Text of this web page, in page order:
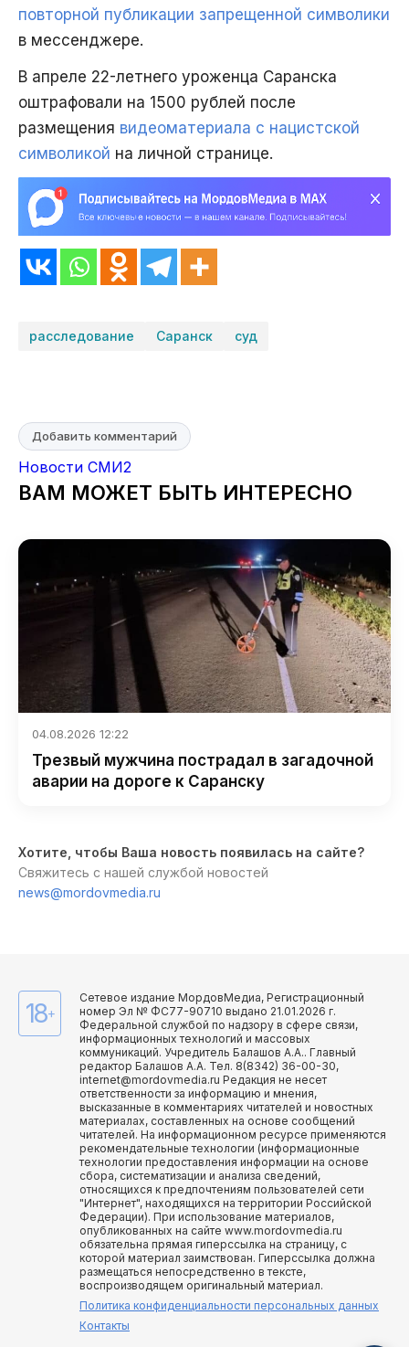
повторной публикации запрещенной символики
в мессенджере.
В апреле 22-летнего уроженца Саранска
оштрафовали на 1500 рублей после
размещения видеоматериала с нацистской
символикой на личной странице.
расследование Саранск суд
Добавить комментарий
Новости СМИ2
ВАМ МОЖЕТ БЫТЬ ИНТЕРЕСНО
04.08.2026 12:22
Трезвый мужчина пострадал в загадочной
аварии на дороге к Саранску
Хотите, чтобы Ваша новость появилась на сайте?
Свяжитесь с нашей службой новостей
news@mordovmedia.ru
18+
Сетевое издание МордовМедиа, Регистрационный
номер Эл № ФС77-90710 выдано 21.01.2026 г.
Федеральной службой по надзору в сфере связи,
информационных технологий и массовых
коммуникаций. Учредитель Балашов А.А.. Главный
редактор Балашов А.А. Тел. 8(8342) 36-00-30,
internet@mordovmedia.ru Редакция не несет
ответственности за информацию и мнения,
высказанные в комментариях читателей и новостных
материалах, составленных на основе сообщений
читателей. На информационном ресурсе применяются
рекомендательные технологии (информационные
технологии предоставления информации на основе
сбора, систематизации и анализа сведений,
относящихся к предпочтениям пользователей сети
"Интернет", находящихся на территории Российской
Федерации). При использование материалов,
опубликованных на сайте www.mordovmedia.ru
обязательна прямая гиперссылка на страницу, с
которой материал заимствован. Гиперссылка должна
размещаться непосредственно в тексте,
воспроизводящем оригинальный материал.
Политика конфиденциальности персональных данных
Контакты